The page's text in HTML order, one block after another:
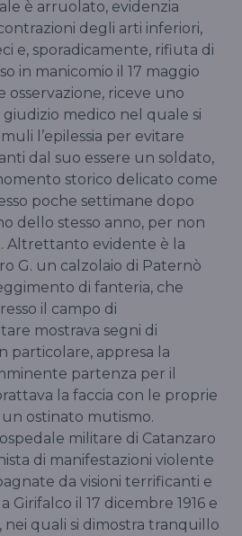
è arruolato, evidenzia
degli arti inferiori,
e, sporadicamente, rifiuta di
in manicomio il 17 maggio
osservazione, riceve uno
medico nel quale si
l’epilessia per evitare
dal suo essere un soldato,
storico delicato come
poche settimane dopo
dello stesso anno, per non
Altrettanto evidente è la
G. un calzolaio di Paternò
di fanteria, che
il campo di
mostrava segni di
particolare, appresa la
partenza per il
la faccia con le proprie
ostinato mutismo.
militare di Catanzaro
di manifestazioni violente
da visioni terrificanti e
Girifalco il 17 dicembre 1916 e
nei quali si dimostra tranquillo